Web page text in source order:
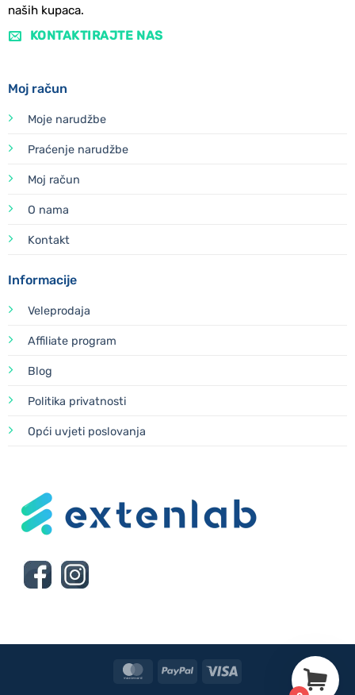
naših kupaca.
KONTAKTIRAJTE NAS
Moj račun
Moje narudžbe
Praćenje narudžbe
Moj račun
O nama
Kontakt
Informacije
Veleprodaja
Affiliate program
Blog
Politika privatnosti
Opći uvjeti poslovanja
MasterCardPayPal Visa